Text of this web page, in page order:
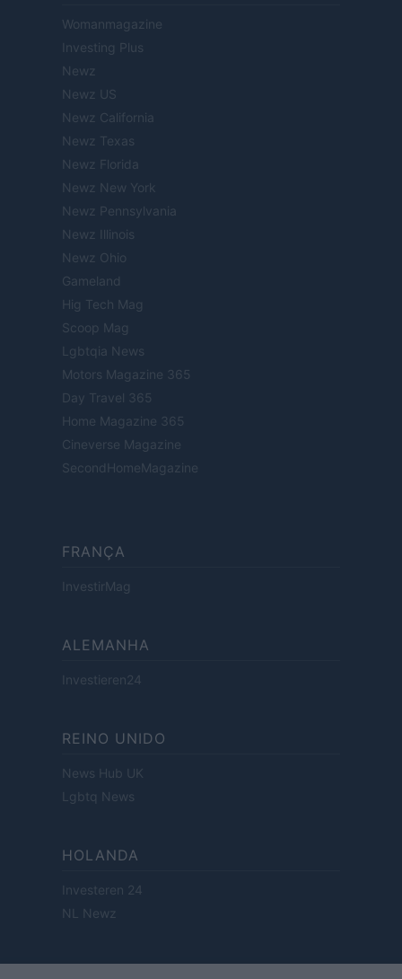
Womanmagazine
Investing Plus
Newz
Newz US
Newz California
Newz Texas
Newz Florida
Newz New York
Newz Pennsylvania
Newz Illinois
Newz Ohio
Gameland
Hig Tech Mag
Scoop Mag
Lgbtqia News
Motors Magazine 365
Day Travel 365
Home Magazine 365
Cineverse Magazine
SecondHomeMagazine
FRANÇA
InvestirMag
ALEMANHA
Investieren24
REINO UNIDO
News Hub UK
Lgbtq News
HOLANDA
Investeren 24
NL Newz